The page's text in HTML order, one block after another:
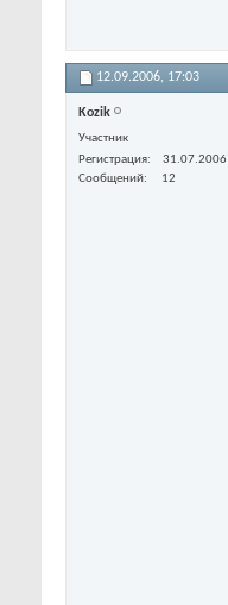
12.09.2006, 17:03
Kozik
Участник
Регистрация
31.07.2006
Сообщений
12